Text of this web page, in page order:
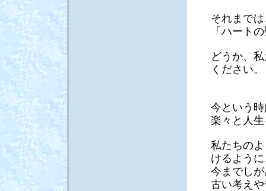
それまで
「ハート
どうか、
ください。
今という
楽々と人
私たちの
けるよう
今までし
古い考え